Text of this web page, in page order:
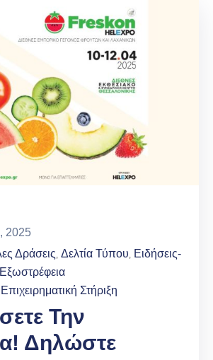
2025
Δράσεις Δελτία Τύπου Ειδήσεις-
Εξωστρέφεια
Επιχειρηματική Στήριξη
Την
Δηλώστε